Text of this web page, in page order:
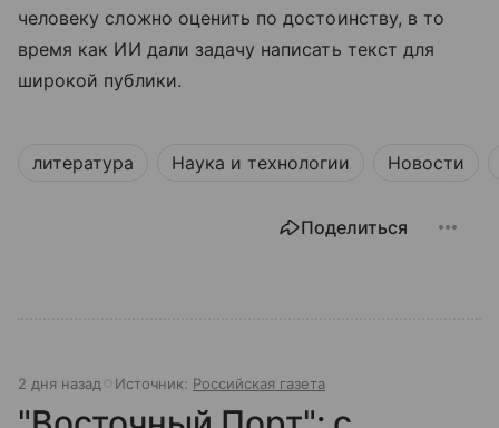
человеку сложно оценить по достоинству, в то
время как ИИ дали задачу написать текст для
широкой публики.
литература Наука и технологии Новости
Поделиться
2 дня назад Источник: Российская газета